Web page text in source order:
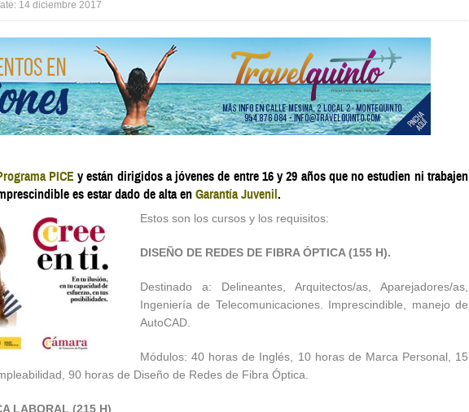
14 diciembre 2017
PICE y están dirigidos a jóvenes de entre 16 y 29 años que no estudien ni trabajen
es estar dado de alta enGarantía Juvenil.
Estos son los cursos y los requisitos:
DISEÑO DE REDES DE FIBRA ÓPTICA (155 H).
Destinado a: Delineantes, Arquitectos/as, Aparejadores/as,
Ingeniería de Telecomunicaciones. Imprescindible, manejo de
AutoCAD.
Módulos: 40 horas de Inglés, 10 horas de Marca Personal, 15
90 horas de Diseño de Redes de Fibra Óptica.
LABORAL (215 H)